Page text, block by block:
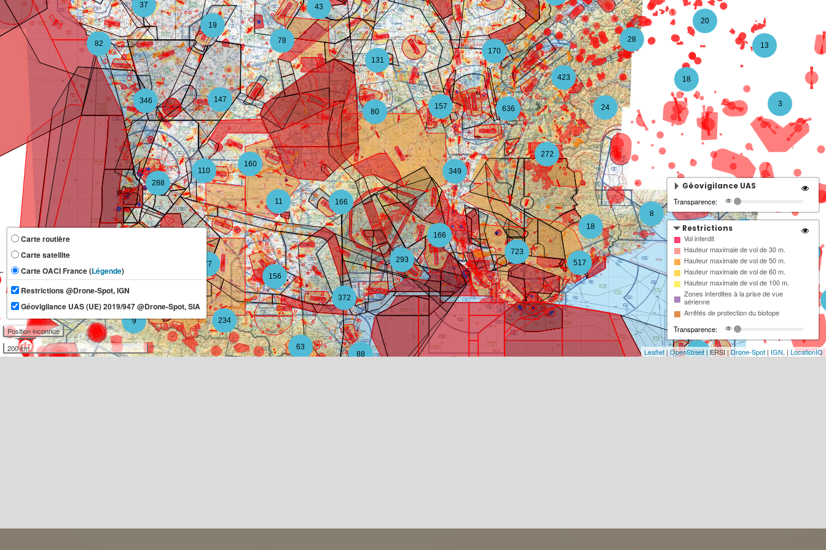
166
293
372
147
221
346
160
517
723
288
110
131
77
156
272
234
349
636
166
43
78
170
63
80
82 13
3
20
18
8
24
18
423
157
28
37
88
9
11
19
Carte routière
Carte satellite
Carte OACI France (Légende)
Restrictions @Drone-Spot, IGN
Géovigilance UAS (UE) 2019/947 @Drone-Spot, SIA
Position inconnue
200 km
Géovigilance UAS
Transparence:
Restrictions
Vol interdit
Hauteur maximale de vol de 30 m.
Hauteur maximale de vol de 50 m.
Hauteur maximale de vol de 60 m.
Hauteur maximale de vol de 100 m.
Zones interdites à la prise de vue
aérienne
Arrêtés de protection du biotope
Transparence:
Leaflet | OpenStreet | ERSI | Drone-Spot | IGN, | LocationIQ